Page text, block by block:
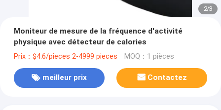
2/3
Moniteur de mesure de la fréquence d'activité
physique avec détecteur de calories
Prix：$4.6/pieces 2-4999 pieces MOQ：1 pièces
meilleur prix Contactez